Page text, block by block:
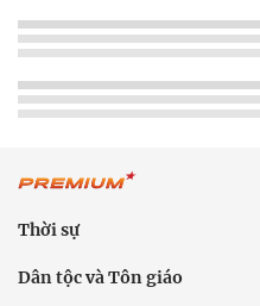
Thời sự
Dân tộc và Tôn giáo